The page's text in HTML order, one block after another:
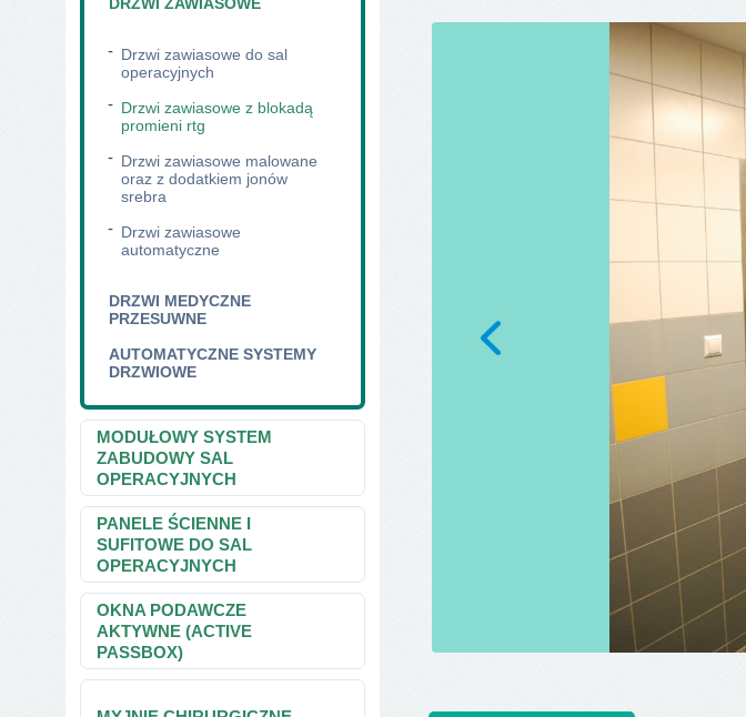
Drzwi zawiasowe do sal
operacyjnych
Drzwi zawiasowe z blokadą
promieni rtg
Drzwi zawiasowe malowane
oraz z dodatkiem jonów
srebra
Drzwi zawiasowe
automatyczne
DRZWI MEDYCZNE
PRZESUWNE
AUTOMATYCZNE SYSTEMY
DRZWIOWE
MODUŁOWY SYSTEM
ZABUDOWY SAL
OPERACYJNYCH
PANELE ŚCIENNE I
SUFITOWE DO SAL
OPERACYJNYCH
OKNA PODAWCZE
AKTYWNE (ACTIVE
PASSBOX)